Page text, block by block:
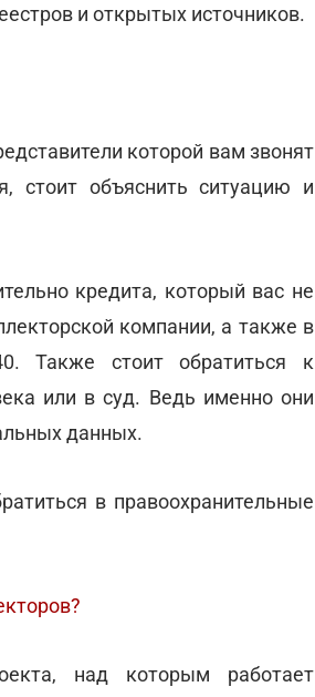
и открытых источников.
которой вам звонят
стоит объяснить ситуацию и
кредита, который вас не
компании, а также в
Также стоит обратиться к
или в суд. Ведь именно они
данных.
в правоохранительные
над которым работает